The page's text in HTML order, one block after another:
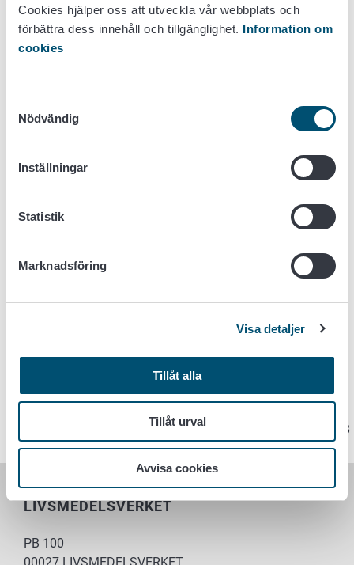
Cookies hjälper oss att utveckla vår webbplats och
förbättra dess innehåll och tillgänglighet. Information om
cookies
Nödvändig
Inställningar
Statistik
Marknadsföring
Visa detaljer
Tillåt alla
Tillåt urval
Avvisa cookies
本指南分为六个部分。
息概要。
第 3 部分，运营 。
第 3 部分包含运营要求。
第 5 部分，自检计划。
在第 5 部分中，您可以找到有
关自检活动的信息。该信息有助于您为肉类工厂制定
第 6 部分，术语。
文中的一些词语标以下划线强调。
Links to the additional information referred to in the guide
and online training course are available
Sidan har senast uppdaterats 10.12.2018
LIVSMEDELSVERKET
PB 100
00027 LIVSMEDELSVERKET